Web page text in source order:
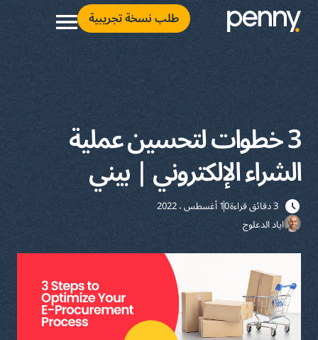
طلب نسخة تجريبية
3 خطوات لتحسين عملية
الشراء الإلكتروني | بيني
3 دقائق قراءة
10 أغسطس ، 2022
اياد الدعلوج